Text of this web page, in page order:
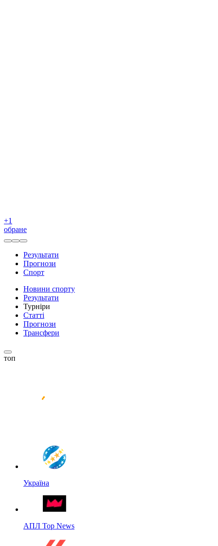
+1
обране
Результати
Прогнози
Спорт
Новини спорту
Результати
Турніри
Статті
Прогнози
Трансфери
топ
Україна
АПЛ Top News